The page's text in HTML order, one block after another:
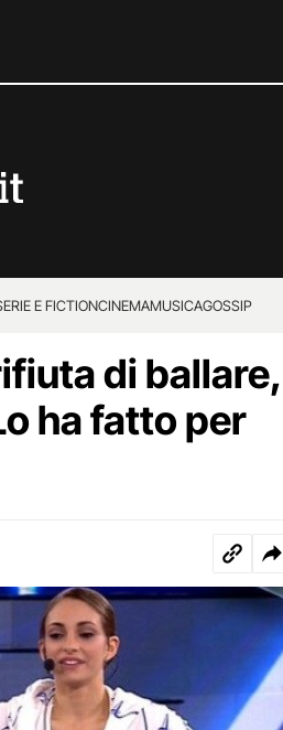
E FICTIONCINEMAMUSICAGOSSIP
di ballare,
ha fatto per